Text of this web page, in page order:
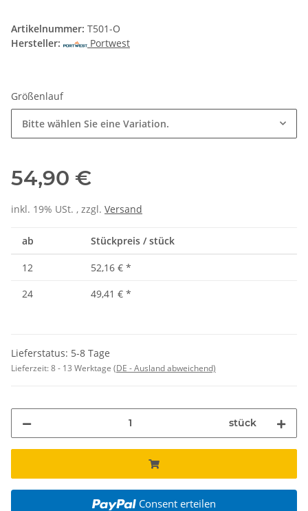
Artikelnummer: T501-O
Hersteller:
Portwest
Größenlauf
Bitte wählen Sie eine Variation.
54,90 €
inkl. 19% USt. , zzgl. Versand
ab Stückpreis / stück
12 52,16 € *
24
49,41 € *
Lieferstatus: 5-8 Tage
Lieferzeit:8 - 13 Werktage (DE - Ausland abweichend)
stück
Consent erteilen